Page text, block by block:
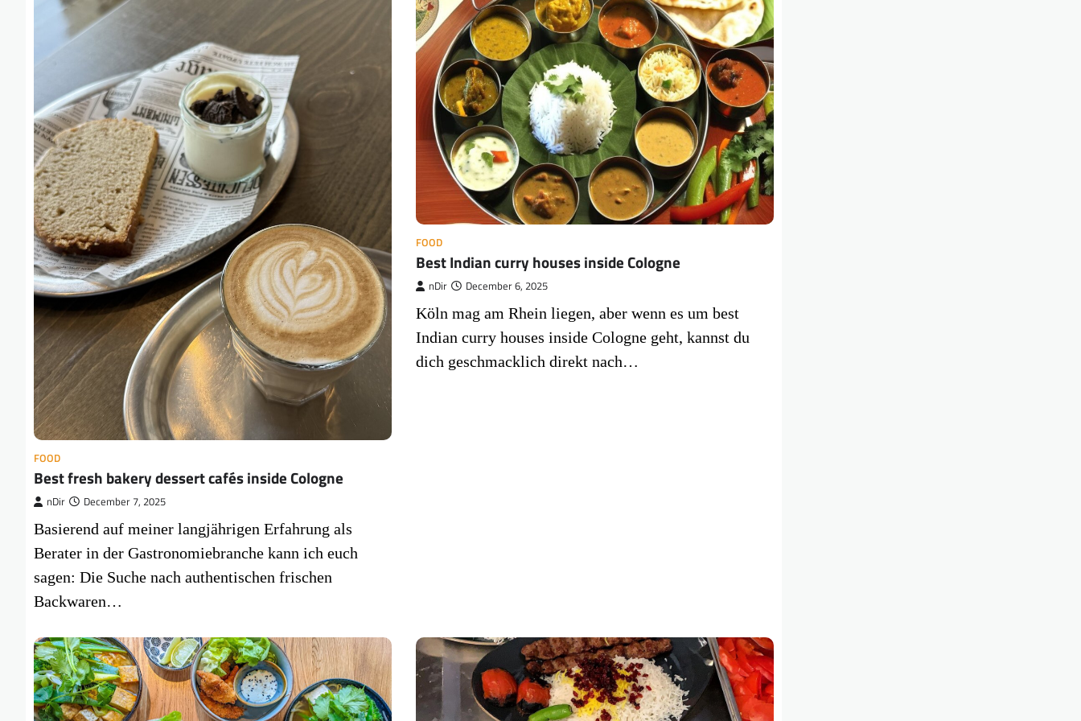
FOOD
Best fresh bakery dessert cafés inside Cologne
nDir December 7, 2025
Basierend auf meiner langjährigen Erfahrung als
Berater in der Gastronomiebranche kann ich euch
sagen: Die Suche nach authentischen frischen
Backwaren…
FOOD
Best Indian curry houses inside Cologne
nDir December 6, 2025
Köln mag am Rhein liegen, aber wenn es um best
Indian curry houses inside Cologne geht, kannst du
dich geschmacklich direkt nach…